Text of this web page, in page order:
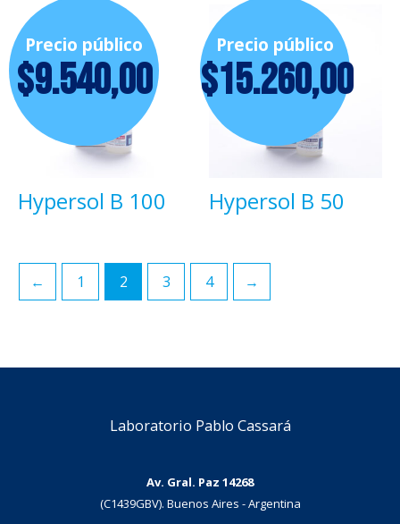
Precio público
$9.540,00
Hypersol B 100
Precio público
$15.260,00
Hypersol B 50
← 1 2 3 4 →
Laboratorio Pablo Cassará
Av. Gral. Paz 14268
(C1439GBV). Buenos Aires - Argentina